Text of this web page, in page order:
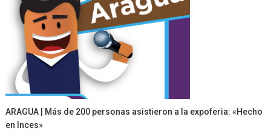
ARAGUA | Más de 200 personas asistieron a la expoferia: «Hecho
en Inces»